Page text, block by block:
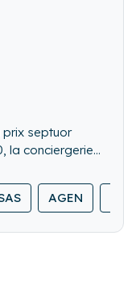
prix septuor
la conciergerie
en
à leur
AGEN